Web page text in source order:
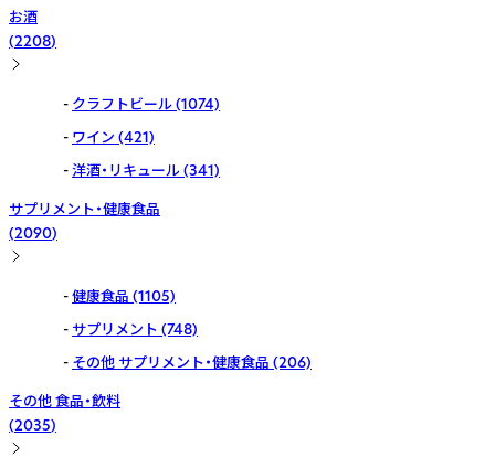
お酒
(2208)
クラフトビール(1074)
ワイン (421)
洋酒・リキュール(341)
サプリメント・健康食品
(2090)
健康食品 (1105)
サプリメント (748)
その他 サプリメント・健康食品 (206)
その他 食品・飲料
(2035)